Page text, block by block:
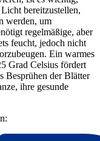
bereitzustellen,
werden, um
regelmäßige, aber
feucht, jedoch nicht
Ein warmes
Grad Celsius fördert
Besprühen der Blätter
ihre gesunde